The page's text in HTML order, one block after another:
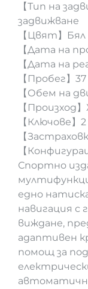
【Тип на
задвижване
【Цвят】Бял
【Дата на
【Дата на
【Пробег】
【Обем на
【Произход
【Ключове
【
【
Спортно
едно
навигация с
виждане,
адаптивен
помощ за